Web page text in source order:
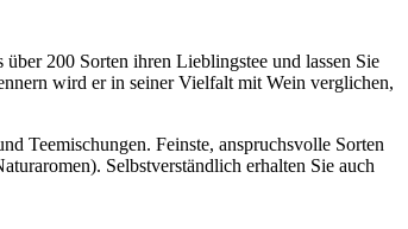
200 Sorten ihren Lieblingstee und lassen Sie
wird er in seiner Vielfalt mit Wein verglichen,
Teemischungen. Feinste, anspruchsvolle Sorten
Selbstverständlich erhalten Sie auch